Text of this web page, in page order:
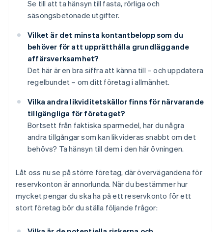
Se till att ta hänsyn till fasta, rörliga och
säsongsbetonade utgifter.
Vilket är det minsta kontantbelopp som du
behöver för att upprätthålla grundläggande
affärsverksamhet?
Det här är en bra siffra att känna till – och uppdatera
regelbundet – om ditt företag i allmänhet.
Vilka andra likviditetskällor finns för närvarande
tillgängliga för företaget?
Bortsett från faktiska sparmedel, har du några
andra tillgångar som kan likvideras snabbt om det
behövs? Ta hänsyn till dem i den här övningen.
Låt oss nu se på större företag, där övervägandena för
reservkonton är annorlunda. När du bestämmer hur
mycket pengar du ska ha på ett reservkonto för ett
stort företag bör du ställa följande frågor: